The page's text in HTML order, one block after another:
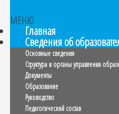
МЕНЮ
Главная
Сведения об
Основные сведения
Структура и органы управления
Документы
Образование
Руководство
Педагогический состав